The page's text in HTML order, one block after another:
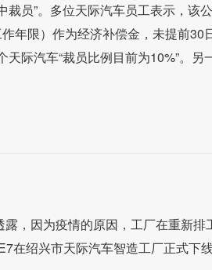
员”。多位天际汽车员工表示，该
年限）作为经济补偿金，未提前30
际汽车“裁员比例目前为10%”。另
，因为疫情的原因，工厂在重新排
在绍兴市天际汽车智造工厂正式下线